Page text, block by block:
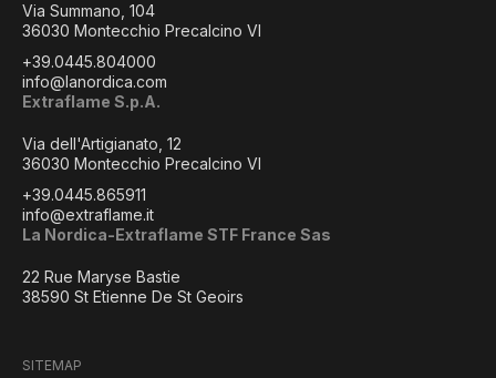
Via Summano, 104
36030 Montecchio Precalcino VI
+39.0445.804000
info@lanordica.com
Extraflame S.p.A.
Via dell'Artigianato, 12
36030 Montecchio Precalcino VI
+39.0445.865911
info@extraflame.it
La Nordica-Extraflame STF France Sas
22 Rue Maryse Bastie
38590 St Etienne De St Geoirs
SITEMAP